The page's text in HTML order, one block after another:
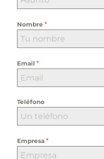
Nombre *
Email *
Teléfono
Empresa *